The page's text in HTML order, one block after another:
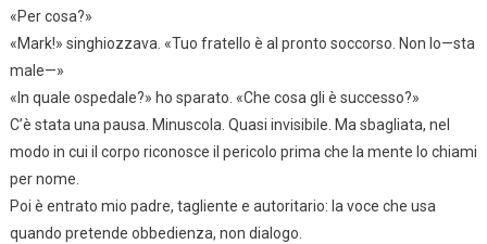
«Per cosa?»
«Mark!» singhiozzava. «Tuo fratello è al pronto soccorso. Non lo—sta
male—»
«In quale ospedale?» ho sparato. «Che cosa gli è successo?»
C’è stata una pausa. Minuscola. Quasi invisibile. Ma sbagliata, nel
modo in cui il corpo riconosce il pericolo prima che la mente lo chiami
per nome.
Poi è entrato mio padre, tagliente e autoritario: la voce che usa
quando pretende obbedienza, non dialogo.